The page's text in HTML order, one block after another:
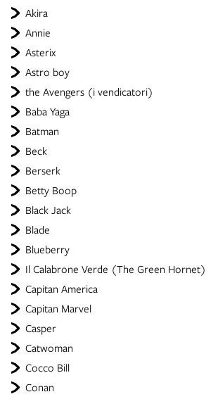
Akira
Annie
Asterix
Astro boy
the Avengers (i vendicatori)
Baba Yaga
Batman
Beck
Berserk
Betty Boop
Black Jack
Blade
Blueberry
Il Calabrone Verde (The Green Hornet)
Capitan America
Capitan Marvel
Casper
Catwoman
Cocco Bill
Conan